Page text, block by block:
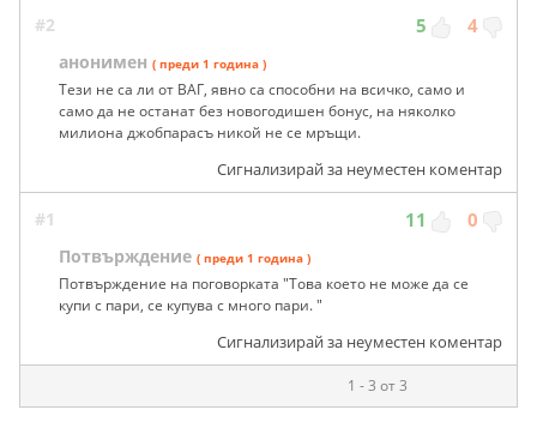
#2 5 4
анонимен ( преди 1 година )
Тези не са ли от ВАГ, явно са способни на всичко, само и
само да не останат без новогодишен бонус, на няколко
милиона джобпарасъ никой не се мръщи.
Сигнализирай за неуместен коментар
#1 11 0
Потвърждение ( преди 1 година )
Потвърждение на поговорката "Това което не може да се
купи с пари, се купува с много пари. "
Сигнализирай за неуместен коментар
1 - 3 от 3